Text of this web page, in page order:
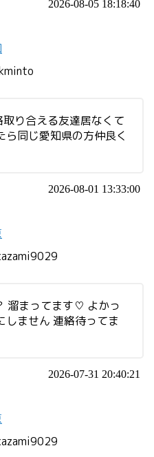
2026-08-05 18:18:40
り合える友達居なくて
同じ愛知県の方仲良く
2026-08-01 13:33:00
溜まってます♡ よかっ
しません 連絡待ってま
2026-07-31 20:40:21